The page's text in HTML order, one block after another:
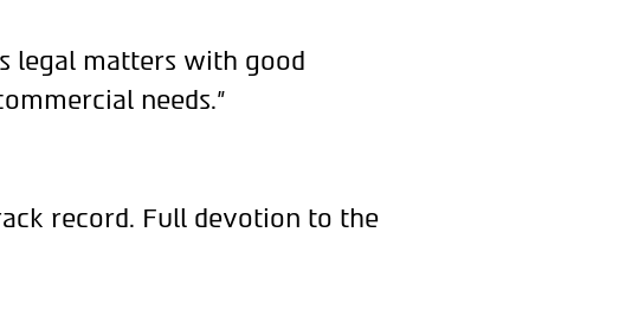
legal matters with good
needs."
record. Full devotion to the